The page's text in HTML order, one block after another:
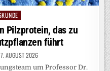
Pilzprotein, das zu
führt
7. AUGUST 2026
um Professor Dr.